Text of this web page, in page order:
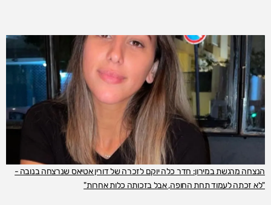
הנצחה מרגשת במירון: חדר כלה יוקם לזכרה של דורין אטיאס שנרצחה בנובה -
"לא זכתה לעמוד תחת החופה, אבל בזכותה כלות אחרות"